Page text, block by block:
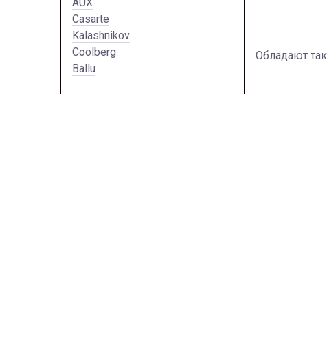
Обладают
Casarte
Kalashnikov
Coolberg
Ballu